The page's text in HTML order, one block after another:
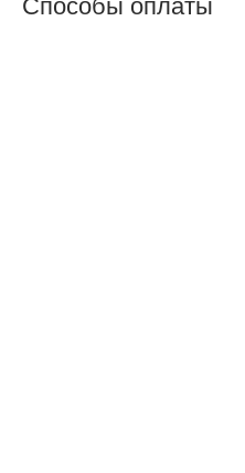
Способы оплаты